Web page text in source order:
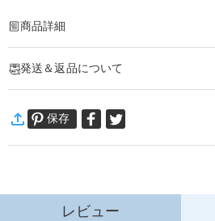
商品詳細
あなたの気持ちを形に出来るオーダーメイドの
大切な人へ、自分へのご褒美に。特別な時に
あなただけの一品をおつくりします。
ネックレス詳細
素材:シルバー合金
発送＆返品について
通常配送: 5-9営業日
詳細はこちら
保存
レビュー